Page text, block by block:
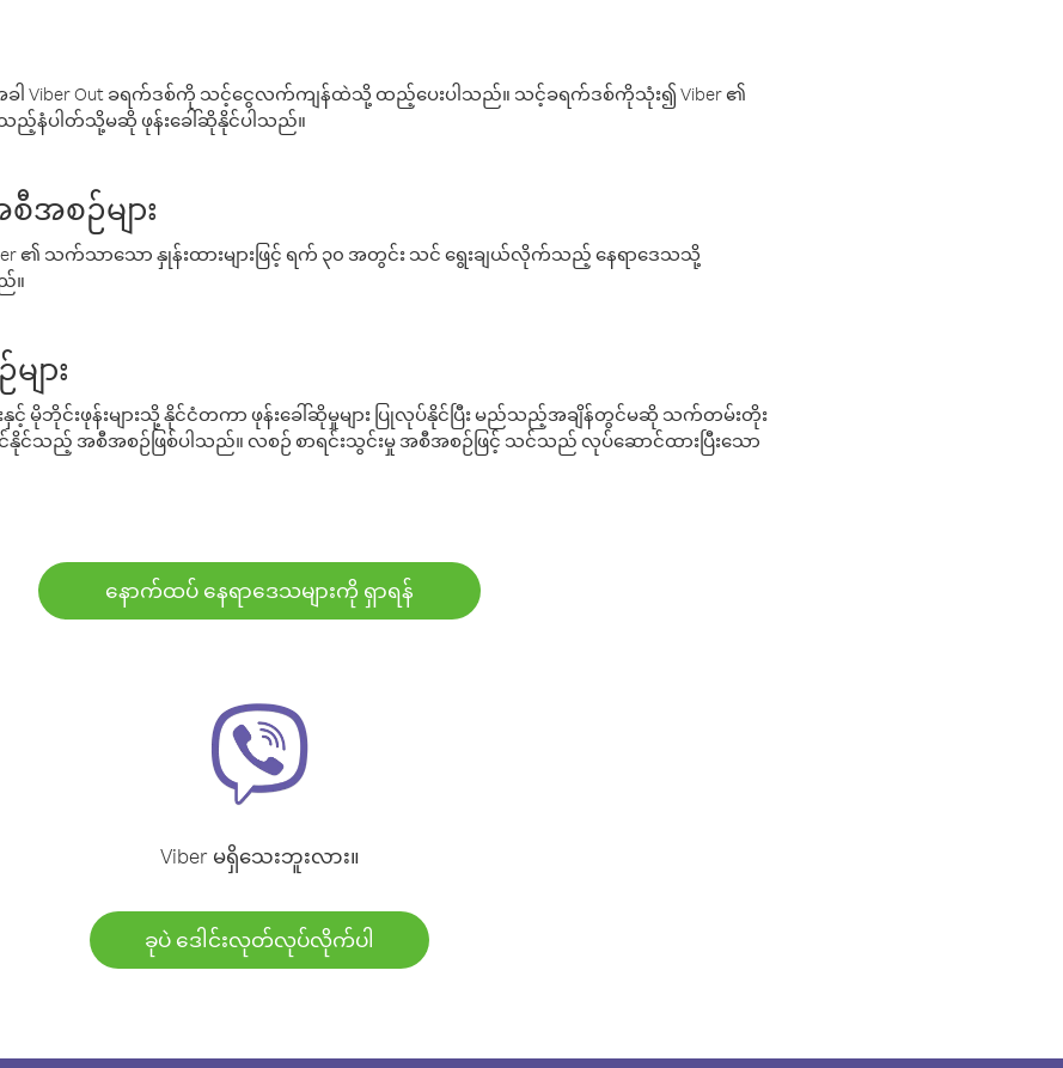
Out ခရက်ဒစ်ကို သင့်ငွေလက်ကျန်ထဲသို့ ထည့်ပေးပါသည်။ သင့်ခရက်ဒစ်ကိုသုံး၍ Viber ၏
သည့်နံပါတ်သို့မဆို ဖုန်းခေါ်ဆိုနိုင်ပါသည်။
အစဉ်များ
၏ သက်သာသော နှုန်းထားများဖြင့် ရက် ၃၀ အတွင်း သင် ရွေးချယ်လိုက်သည့် နေရာဒေသသို့
။
ျား
င့် မိုဘိုင်းဖုန်းများသို့ နိုင်ငံတကာ ဖုန်းခေါ်ဆိုမှုများ ပြုလုပ်နိုင်ပြီး မည်သည့်အချိန်တွင်မဆို သက်တမ်းတိုး
င်သည့် အစီအစဉ်ဖြစ်ပါသည်။ လစဉ် စာရင်းသွင်းမှု အစီအစဉ်ဖြင့် သင်သည် လုပ်ဆောင်ထားပြီးသော
နောက်ထပ် နေရာဒေသများကို ရှာရန်
Viber မရှိသေးဘူးလား။
ခုပဲ ဒေါင်းလုတ်လုပ်လိုက်ပါ